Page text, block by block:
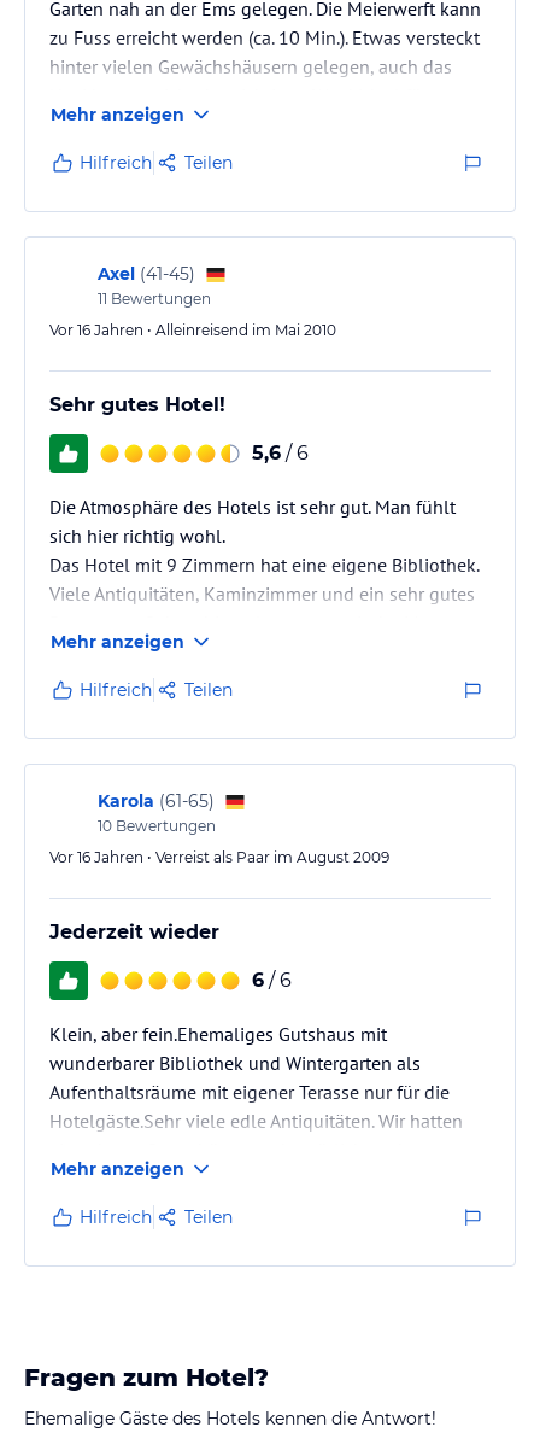
Garten nah an der Ems gelegen. Die Meierwerft kann
zu Fuss erreicht werden (ca. 10 Min.). Etwas versteckt
hinter vielen Gewächshäusern gelegen, auch das
Radwanderer gelegen, aber auch ein schönes Ziel bei
Biergartenwetter. Verläst dann noch eine neues Schiff
die Werft, sitz man in der allerersten Reihe.
Hotelrestaurant Reiherhof mit Unterkunft im
Gutshaus ist treffend als Name gewählt worden.
Ländlich in der Natur nach…
Mehr anzeigen
Hilfreich Teilen
Axel (41-45)
11 Bewertungen
Vor 16 Jahren • Alleinreisend im Mai 2010
Sehr gutes Hotel!
5,6 / 6
Die Atmosphäre des Hotels ist sehr gut. Man fühlt
sich hier richtig wohl.
Das Hotel mit 9 Zimmern hat eine eigene Bibliothek.
Viele Antiquitäten, Kaminzimmer und ein sehr gutes
Werft.
Mehr anzeigen
Hilfreich Teilen
Karola (61-65)
10 Bewertungen
Vor 16 Jahren • Verreist als Paar im August 2009
Jederzeit wieder
6 / 6
Klein, aber fein.Ehemaliges Gutshaus mit
wunderbarer Bibliothek und Wintergarten als
Aufenthaltsräume mit eigener Terasse nur für die
Hotelgäste.Sehr viele edle Antiquitäten. Wir hatten
Zimmer. Großes Badezimmer mit Blick auf die Ems.
Frühstück großzügig, alles vorhanden,Eier wurden
auf Wunsch frisch hergerichtet. Als wir dort waren
Altersmäßig gemischt.
die
Besichtigung…
Mehr anzeigen
Hilfreich Teilen
Fragen zum Hotel?
Ehemalige Gäste des Hotels kennen die Antwort!